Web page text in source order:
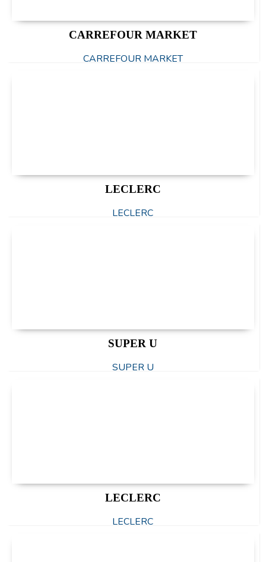
CARREFOUR MARKET
CARREFOUR MARKET
LECLERC
LECLERC
SUPER U
SUPER U
LECLERC
LECLERC